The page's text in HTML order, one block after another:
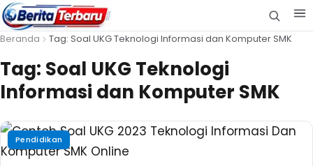
Beranda Tag: Soal UKG Teknologi Informasi dan Komputer SMK
Tag: Soal UKG Teknologi
Informasi dan Komputer SMK
Pendidikan